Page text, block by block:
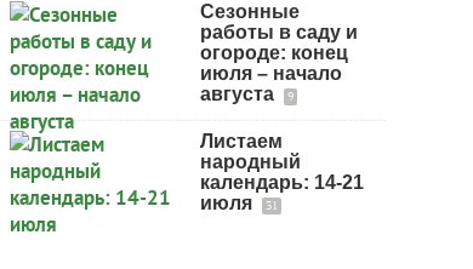
Сезонные
работы в саду и
огороде: конец
июля – начало
августа
9
Листаем
народный
календарь: 14-21
июля
31